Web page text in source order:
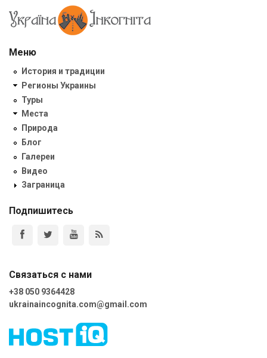
Меню
История и традиции
Регионы Украины
Туры
Места
Природа
Блог
Галереи
Видео
Заграница
Подпишитесь
Связаться с нами
+38 050 9364428
ukrainaincognita.com@gmail.com